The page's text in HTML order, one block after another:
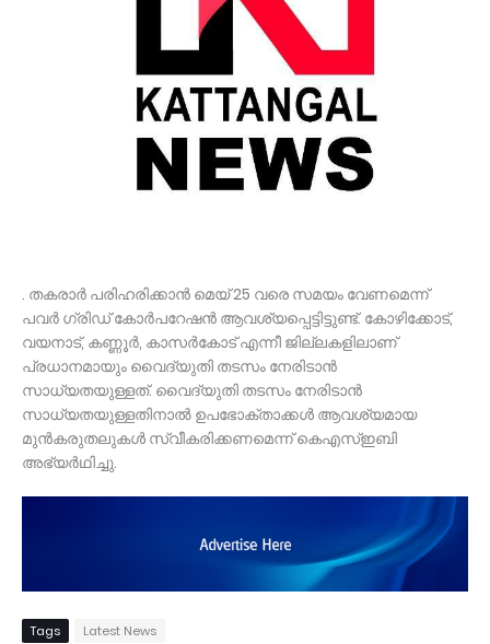
. തകരാര്‍ പരിഹരിക്കാന്‍ മെയ് 25 വരെ സമയം വേണമെന്ന്
പവര്‍ ഗ്രിഡ് കോര്‍പറേഷന്‍ ആവശ്യപ്പെട്ടിട്ടുണ്ട്. കോഴിക്കോട്,
വയനാട്, കണ്ണൂര്‍, കാസര്‍കോട് എന്നീ ജില്ലകളിലാണ്
പ്രധാനമായും വൈദ്യുതി തടസം നേരിടാന്‍
സാധ്യതയുള്ളത്. വൈദ്യുതി തടസം നേരിടാന്‍
സാധ്യതയുള്ളതിനാല്‍ ഉപഭോക്താക്കള്‍ ആവശ്യമായ
മുന്‍കരുതലുകള്‍ സ്വീകരിക്കണമെന്ന് കെഎസ്ഇബി
അഭ്യര്‍ഥിച്ചു.
Tags Latest News